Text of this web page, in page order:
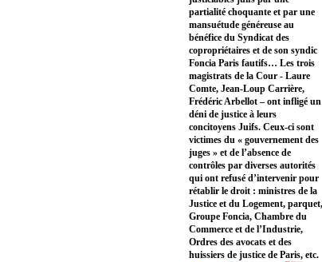
partialité choquante et par une
mansuétude généreuse au
bénéfice du Syndicat des
copropriétaires et de son syndic
Foncia Paris fautifs… Les trois
magistrats de la Cour - Laure
Comte, Jean-Loup Carrière,
Frédéric Arbellot – ont infligé un
déni de justice à leurs
concitoyens Juifs. Ceux-ci sont
victimes du « gouvernement des
juges » et de l’absence de
contrôles par diverses autorités
qui ont refusé d’intervenir pour
rétablir le droit : ministres de la
Justice et du Logement, parquet,
Groupe Foncia, Chambre du
Commerce et de l’Industrie,
Ordres des avocats et des
huissiers de justice de Paris, etc.